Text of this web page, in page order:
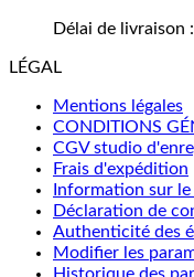
Délai de livraison :
LÉGAL
Mentions légales
CONDITIONS
CGV studio
Frais d'expédition
Information sur
Déclaration de
Authenticité des
Modifier les